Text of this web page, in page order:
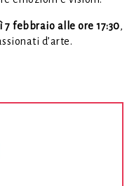
7 febbraio alle ore 17:30,
d’arte.